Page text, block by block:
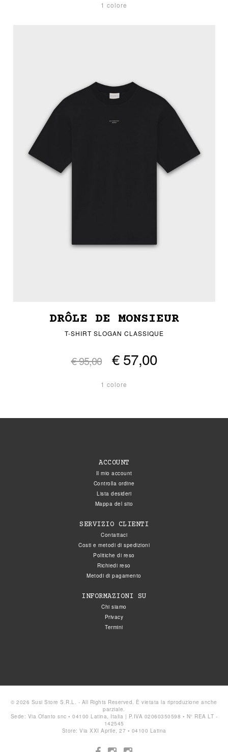
1 colore
DRÔLE DE MONSIEUR
T-SHIRT SLOGAN CLASSIQUE
€ 95,00 € 57,00
1 colore
ACCOUNT
Il mio account
Controlla ordine
Lista desideri
Mappa del sito
SERVIZIO CLIENTI
Contattaci
Costi e metodi di spedizioni
Politiche di reso
Richiedi reso
Metodi di pagamento
INFORMAZIONI SU
Chi siamo
Privacy
Termini
© 2026 Susi Store S.R.L. - All Rights Reserved. È vietata la riproduzione anche
parziale.
Sede: Via Ofanto snc • 04100 Latina, Italia | P.IVA 02060350598 • N° REA LT -
142545
Store: Via XXI Aprile, 27 • 04100 Latina